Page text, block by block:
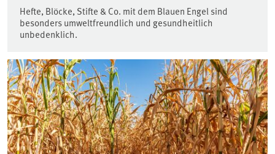
Hefte, Blöcke, Stifte & Co. mit dem Blauen Engel sind
besonders umweltfreundlich und gesundheitlich
unbedenklich.